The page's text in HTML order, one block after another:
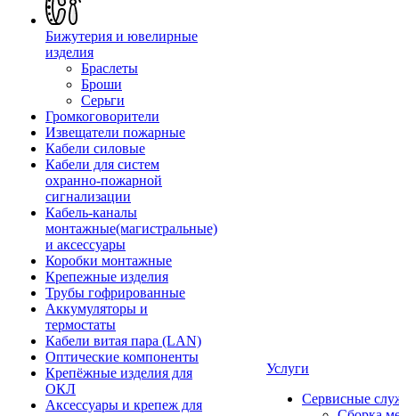
Бижутерия и ювелирные
изделия
Браслеты
Броши
Серьги
Громкоговорители
Извещатели пожарные
Кабели силовые
Кабели для систем
охранно-пожарной
сигнализации
Кабель-каналы
монтажные(магистральные)
и аксессуары
Коробки монтажные
Крепежные изделия
Трубы гофрированные
Аккумуляторы и
термостаты
Кабели витая пара (LAN)
Оптические компоненты
Крепёжные изделия для
ОКЛ
Аксессуары и крепеж для
Услуги
Сервисные